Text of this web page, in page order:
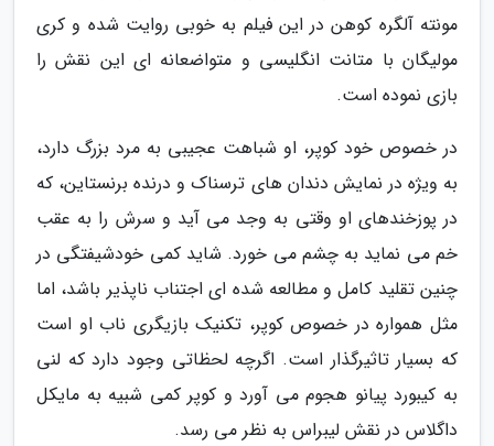
مونته آلگره کوهن در این فیلم به خوبی روایت شده و کری
مولیگان با متانت انگلیسی و متواضعانه ای این نقش را
بازی نموده است.
در خصوص خود کوپر، او شباهت عجیبی به مرد بزرگ دارد،
به ویژه در نمایش دندان های ترسناک و درنده برنستاین، که
در پوزخندهای او وقتی به وجد می آید و سرش را به عقب
خم می نماید به چشم می خورد. شاید کمی خودشیفتگی در
چنین تقلید کامل و مطالعه شده ای اجتناب ناپذیر باشد، اما
مثل همواره در خصوص کوپر، تکنیک بازیگری ناب او است
که بسیار تاثیرگذار است. اگرچه لحظاتی وجود دارد که لنی
به کیبورد پیانو هجوم می آورد و کوپر کمی شبیه به مایکل
داگلاس در نقش لیبراس به نظر می رسد.